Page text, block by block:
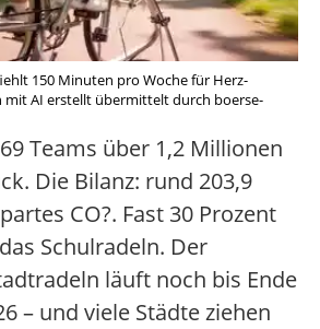
150 Minuten pro Woche für Herz-
AI erstellt übermittelt durch boerse-
Teams über 1,2 Millionen
Die Bilanz: rund 203,9
CO?. Fast 30 Prozent
Schulradeln. Der
läuft noch bis Ende
– und viele Städte ziehen